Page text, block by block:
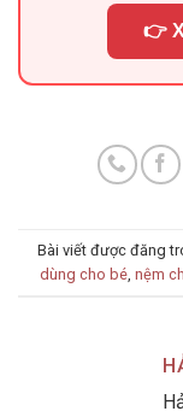
👉
Bài viết được đăng
dùng cho bé nệm